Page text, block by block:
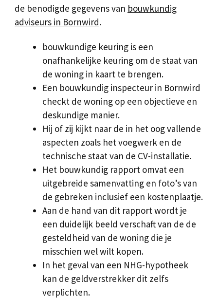
de benodigde gegevens van bouwkundig
adviseurs in Bornwird.
bouwkundige keuring is een
onafhankelijke keuring om de staat van
de woning in kaart te brengen.
Een bouwkundig inspecteur in Bornwird
checkt de woning op een objectieve en
deskundige manier.
Hij of zij kijkt naar de in het oog vallende
aspecten zoals het voegwerk en de
technische staat van de CV-installatie.
Het bouwkundig rapport omvat een
uitgebreide samenvatting en foto’s van
de gebreken inclusief een kostenplaatje.
Aan de hand van dit rapport wordt je
een duidelijk beeld verschaft van de de
gesteldheid van de woning die je
misschien wel wilt kopen.
In het geval van een NHG-hypotheek
kan de geldverstrekker dit zelfs
verplichten.